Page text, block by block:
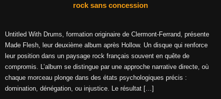
rock sans concession
Untitled With Drums, formation originaire de Clermont-Ferrand, présente
Made Flesh, leur deuxième album après Hollow. Un disque qui renforce
leur position dans un paysage rock français souvent en quête de
compromis. L’album se distingue par une approche narrative directe, où
chaque morceau plonge dans des états psychologiques précis :
domination, dénégation, ou injustice. Le résultat […]